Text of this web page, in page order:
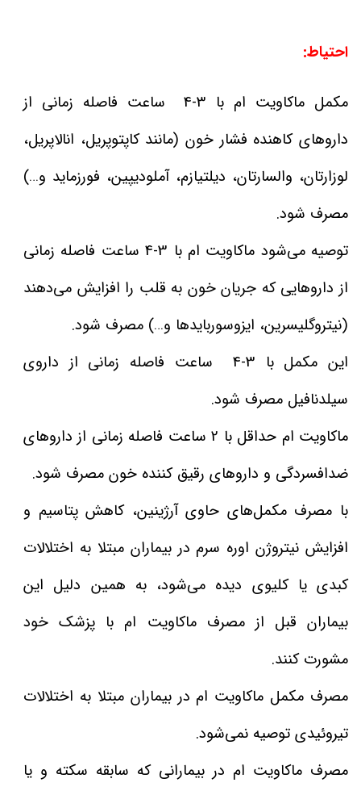
احتیاط:
مکمل ماکاویت ام با 3-4 ساعت فاصله زمانی از
داروهای کاهنده فشار خون (مانند کاپتوپریل، انالاپریل،
لوزارتان، والسارتان، دیلتیازم، آملودیپین، فورزماید و…)
مصرف شود.
توصیه می‌شود ماکاویت ام با 3-4 ساعت فاصله زمانی
از داروهایی که جریان خون به قلب را افزایش می‌دهند
(نیتروگلیسرین، ایزوسوربایدها و…) مصرف شود.
این مکمل با 3-4 ساعت فاصله زمانی از داروی
سیلدنافیل مصرف شود.
ماکاویت ام حداقل با 2 ساعت فاصله زمانی از داروهای
ضدافسردگی و داروهای رقیق کننده خون مصرف شود.
با مصرف مکمل‌های حاوی آرژینین، کاهش پتاسیم و
افزایش نیتروژن اوره سرم در بیماران مبتلا به اختلالات
کبدی یا کلیوی دیده می‌شود، به همین دلیل این
بیماران قبل از مصرف ماکاویت ام با پزشک خود
مشورت کنند.
مصرف مکمل ماکاویت ام در بیماران مبتلا به اختلالات
تیروئیدی توصیه نمی‌شود.
مصرف ماکاویت ام در بیمارانی که سابقه سکته و یا